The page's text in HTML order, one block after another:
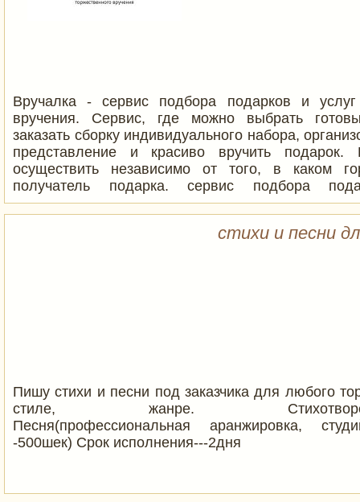
Вручалка - сервис подбора подарков и услуг
вручения. Сервис, где можно выбрать
заказать сборку индивидуального набора,
представление и красиво вручить
осуществить независимо от того, в каком
получатель подарка. сервис подбора
торжественного вручения. У нас: Более 2500
России и СНГ Более 1000 городов
вручили подарки уже в 14 стран, а заказчики
стихи и песни
Пишу стихи и песни под заказчика для любого
стиле, жанре.
Песня(профессиональная аранжировка,
-500шек) Срок исполнения---2дня